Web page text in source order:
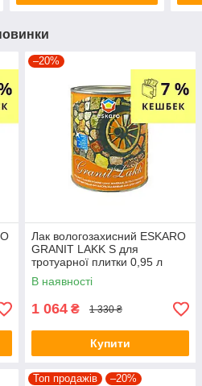
–20%
Лак вологозахисний ESKARO
GRANIT LAKK S для
тротуарної плитки 0,95 л
В наявності
1 064 ₴ 1 330 ₴
Купити
Топ продажів –20%